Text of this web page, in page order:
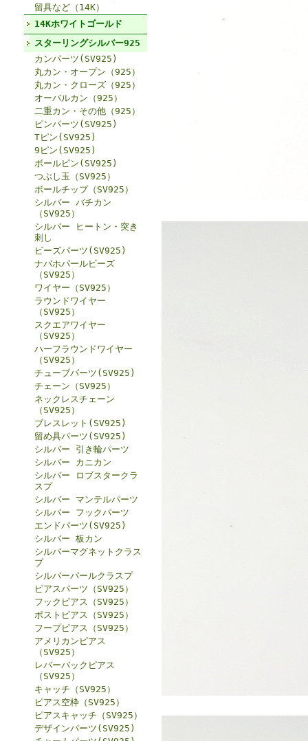
留具など（14K）
14Kホワイトゴールド
スターリングシルバー925
カンパーツ(SV925)
丸カン・オープン（925）
丸カン・クローズ（925）
オーバルカン（925）
二重カン・その他（925）
ピンパーツ(SV925)
Tピン(SV925)
9ピン(SV925)
ボールピン(SV925)
つぶし玉（SV925）
ボールチップ（SV925）
シルバー バチカン
（SV925）
シルバー ヒートン・突き
刺し
ビーズパーツ(SV925)
ナバホパールビーズ
（SV925）
ワイヤー（SV925）
ラウンドワイヤー
（SV925）
スクエアワイヤー
（SV925）
ハーフラウンドワイヤー
（SV925）
チューブパーツ(SV925)
チェーン（SV925）
ネックレスチェーン
（SV925）
ブレスレット(SV925)
留め具パーツ(SV925)
シルバー 引き輪パーツ
シルバー カニカン
シルバー ロブスタークラ
スプ
シルバー マンテルパーツ
シルバー フックパーツ
エンドパーツ(SV925)
シルバー 板カン
シルバーマグネットクラス
プ
シルバーパールクラスプ
ピアスパーツ（SV925）
フックピアス（SV925）
ポストピアス（SV925）
フープピアス（SV925）
アメリカンピアス
（SV925）
レバーバックピアス
（SV925）
キャッチ（SV925）
ピアス空枠（SV925）
ピアスキャッチ（SV925）
デザインパーツ(SV925)